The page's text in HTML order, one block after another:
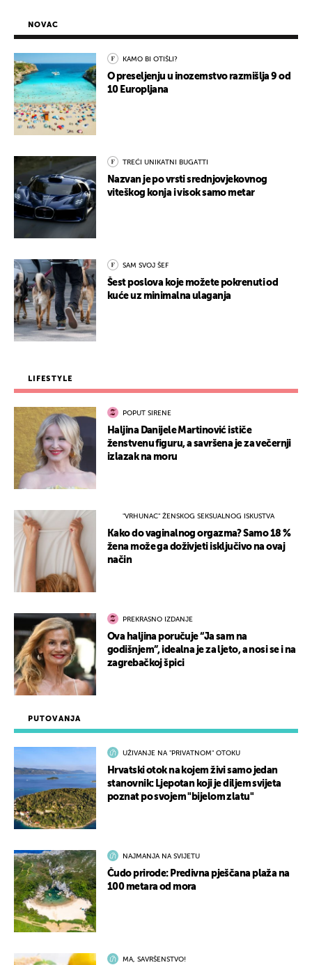
PUTOVANJA
UŽIVANJE NA "PRIVATNOM" OTOKU
Hrvatski otok na kojem živi samo jedan
stanovnik: Ljepotan koji je diljem svijeta
poznat po svojem "bijelom zlatu"
NAJMANJA NA SVIJETU
Čudo prirode: Predivna pješčana plaža na
100 metara od mora
MA, SAVRŠENSTVO!
NOVAC
KAMO BI OTIŠLI?
O preseljenju u inozemstvo razmišlja 9 od
10 Europljana
TREĆI UNIKATNI BUGATTI
Nazvan je po vrsti srednjovjekovnog
viteškog konja i visok samo metar
SAM SVOJ ŠEF
Šest poslova koje možete pokrenuti od
kuće uz minimalna ulaganja
LIFESTYLE
POPUT SIRENE
Haljina Danijele Martinović ističe
ženstvenu figuru, a savršena je za večernji
izlazak na moru
"VRHUNAC" ŽENSKOG SEKSUALNOG ISKUSTVA
Kako do vaginalnog orgazma? Samo 18 %
žena može ga doživjeti isključivo na ovaj
način
PREKRASNO IZDANJE
Ova haljina poručuje “Ja sam na
godišnjem”, idealna je za ljeto, a nosi se i na
zagrebačkoj špici